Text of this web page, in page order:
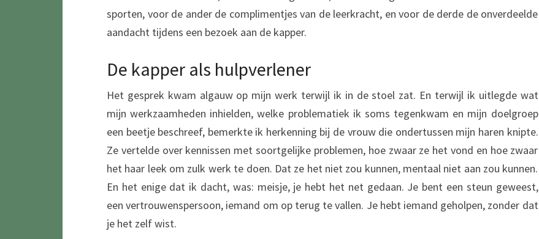
sporten, voor de ander de complimentjes van de leerkracht, en voor de derde de onverdeelde
aandacht tijdens een bezoek aan de kapper.
De kapper als hulpverlener
Het gesprek kwam algauw op mijn werk terwijl ik in de stoel zat. En terwijl ik uitlegde wat
mijn werkzaamheden inhielden, welke problematiek ik soms tegenkwam en mijn doelgroep
een beetje beschreef, bemerkte ik herkenning bij de vrouw die ondertussen mijn haren knipte.
Ze vertelde over kennissen met soortgelijke problemen, hoe zwaar ze het vond en hoe zwaar
het haar leek om zulk werk te doen. Dat ze het niet zou kunnen, mentaal niet aan zou kunnen.
En het enige dat ik dacht, was: meisje, je hebt het net gedaan. Je bent een steun geweest,
een vertrouwenspersoon, iemand om op terug te vallen. Je hebt iemand geholpen, zonder dat
je het zelf wist.